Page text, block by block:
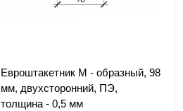
Евроштакетник М - образный, 98
мм, двухсторонний, ПЭ,
толщина - 0,5 мм